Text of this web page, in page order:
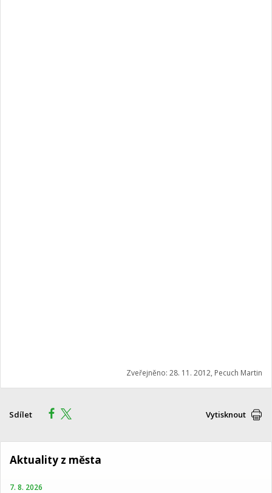
Zveřejněno: 28. 11. 2012, Pecuch Martin
Sdílet Vytisknout
Aktuality z města
7. 8. 2026